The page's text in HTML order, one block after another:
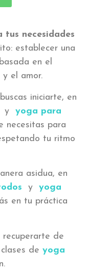
tus necesidades
establecer una
en el
el amor.
iniciarte, en
y yoga para
necesitas para
tu ritmo
asidua, en
y
yoga
en tu práctica
recuperarte de
de yoga